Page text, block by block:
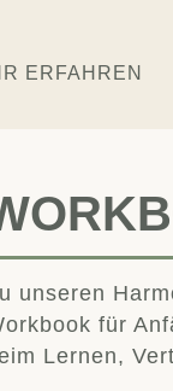
ERFAHREN
unseren
für
Lernen,